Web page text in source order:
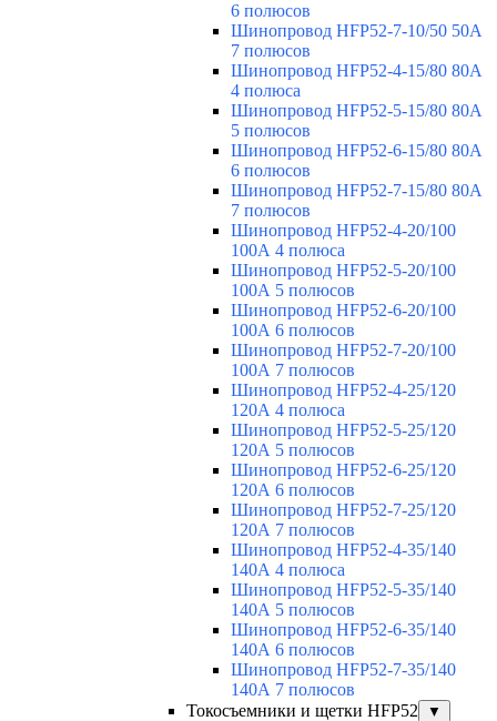
6 полюсов
Шинопровод HFP52-7-10/50 50А
7 полюсов
Шинопровод HFP52-4-15/80 80A
4 полюса
Шинопровод HFP52-5-15/80 80А
5 полюсов
Шинопровод HFP52-6-15/80 80А
6 полюсов
Шинопровод HFP52-7-15/80 80А
7 полюсов
Шинопровод HFP52-4-20/100
100А 4 полюса
Шинопровод HFP52-5-20/100
100А 5 полюсов
Шинопровод HFP52-6-20/100
100А 6 полюсов
Шинопровод HFP52-7-20/100
100А 7 полюсов
Шинопровод HFP52-4-25/120
120А 4 полюса
Шинопровод HFP52-5-25/120
120А 5 полюсов
Шинопровод HFP52-6-25/120
120А 6 полюсов
Шинопровод HFP52-7-25/120
120А 7 полюсов
Шинопровод HFP52-4-35/140
140А 4 полюса
Шинопровод HFP52-5-35/140
140А 5 полюсов
Шинопровод HFP52-6-35/140
140А 6 полюсов
Шинопровод HFP52-7-35/140
140А 7 полюсов
Токосъемники и щетки HFP52
▼